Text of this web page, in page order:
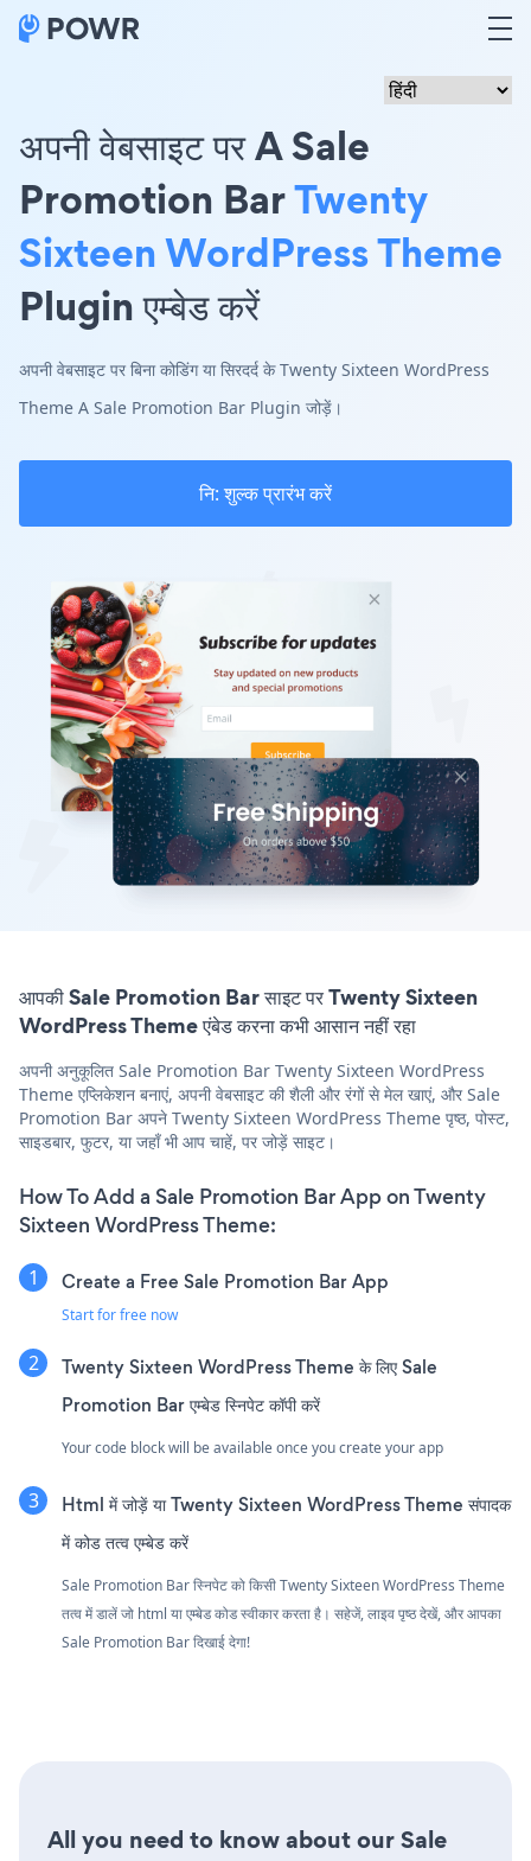
अपनी वेबसाइट पर A Sale
Promotion BarTwenty
Sixteen WordPress Theme
Plugin एम्बेड करें
अपनी वेबसाइट पर बिना कोडिंग या सिरदर्द के Twenty Sixteen WordPress
Theme A Sale Promotion Bar Plugin जोड़ें।
नि: शुल्क प्रारंभ करें
आपकी Sale Promotion Bar साइट पर Twenty Sixteen
WordPress Theme एंबेड करना कभी आसान नहीं रहा
अपनी अनुकूलित Sale Promotion Bar Twenty Sixteen WordPress
Theme एप्लिकेशन बनाएं, अपनी वेबसाइट की शैली और रंगों से मेल खाएं, और Sale
Promotion Bar अपने Twenty Sixteen WordPress Theme पृष्ठ, पोस्ट,
साइडबार, फुटर, या जहाँ भी आप चाहें, पर जोड़ें साइट।
How To Add a Sale Promotion Bar App on Twenty
Sixteen WordPress Theme:
Create a Free Sale Promotion Bar App
Start for free now
Twenty Sixteen WordPress Theme के लिए Sale
Promotion Bar एम्बेड स्निपेट कॉपी करें
Your code block will be available once you create your app
Html में जोड़ें या Twenty Sixteen WordPress Theme संपादक
में कोड तत्व एम्बेड करें
Sale Promotion Bar स्निपेट को किसी Twenty Sixteen WordPress Theme
तत्व में डालें जो html या एम्बेड कोड स्वीकार करता है। सहेजें, लाइव पृष्ठ देखें, और आपका
Sale Promotion Bar दिखाई देगा!
All you need to know about our Sale